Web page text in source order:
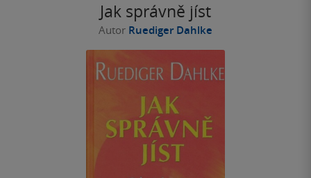
Jak správně jíst
Autor Ruediger Dahlke